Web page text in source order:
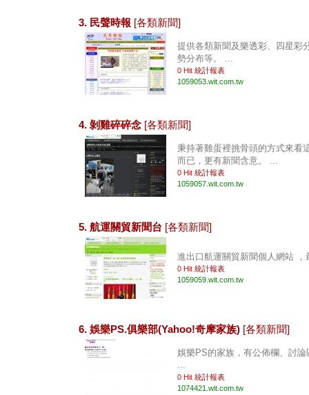
3. 民聲時報 [各類新聞]
提供各類新聞及樂透彩、四星彩
勢分布等。 ...
0 Hit 統計報表
1059053.wit.com.tw
4. 剝雞碎碎念 [各類新聞]
秉持著雞蛋裡挑骨頭的方式來看
而已，更有新聞含意。 ...
0 Hit 統計報表
1059057.wit.com.tw
5. 航運關貿新聞台 [各類新聞]
進出口航運關貿新聞個人網站
0 Hit 統計報表
1059059.wit.com.tw
6. 娛樂PS.俱樂部(Yahoo!奇摩家族) [各類新聞]
娛樂PS的家族，有公佈欄、討
...
0 Hit 統計報表
1074421.wit.com.tw